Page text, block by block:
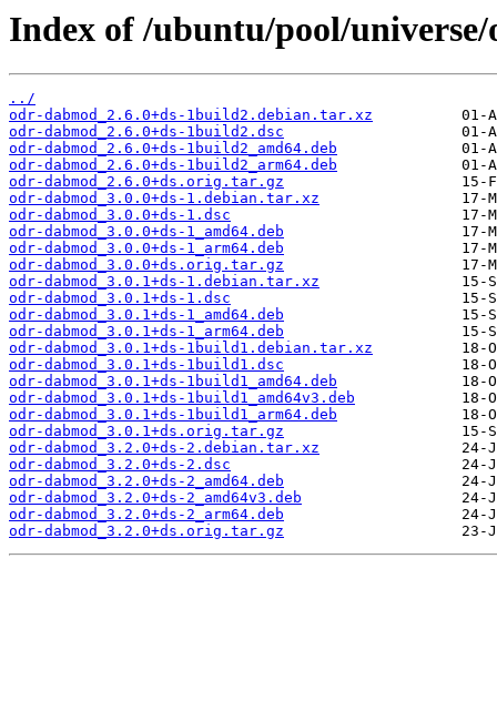
Index of /ubuntu/pool/
../
odr-dabmod_2.6.0+ds-1build2.debian.tar.xz
odr-dabmod_2.6.0+ds-1build2.dsc
odr-dabmod_2.6.0+ds-1build2_amd64.deb
odr-dabmod_2.6.0+ds-1build2_arm64.deb
odr-dabmod_2.6.0+ds.orig.tar.gz
odr-dabmod_3.0.0+ds-1.debian.tar.xz
odr-dabmod_3.0.0+ds-1.dsc
odr-dabmod_3.0.0+ds-1_amd64.deb
odr-dabmod_3.0.0+ds-1_arm64.deb
odr-dabmod_3.0.0+ds.orig.tar.gz
odr-dabmod_3.0.1+ds-1.debian.tar.xz
odr-dabmod_3.0.1+ds-1.dsc
odr-dabmod_3.0.1+ds-1_amd64.deb
odr-dabmod_3.0.1+ds-1_arm64.deb
odr-dabmod_3.0.1+ds-1build1.debian.tar.xz
odr-dabmod_3.0.1+ds-1build1.dsc
odr-dabmod_3.0.1+ds-1build1_amd64.deb
odr-dabmod_3.0.1+ds-1build1_amd64v3.deb
odr-dabmod_3.0.1+ds-1build1_arm64.deb
odr-dabmod_3.0.1+ds.orig.tar.gz
odr-dabmod_3.2.0+ds-2.debian.tar.xz
odr-dabmod_3.2.0+ds-2.dsc
odr-dabmod_3.2.0+ds-2_amd64.deb
odr-dabmod_3.2.0+ds-2_amd64v3.deb
odr-dabmod_3.2.0+ds-2_arm64.deb
odr-dabmod_3.2.0+ds.orig.tar.gz